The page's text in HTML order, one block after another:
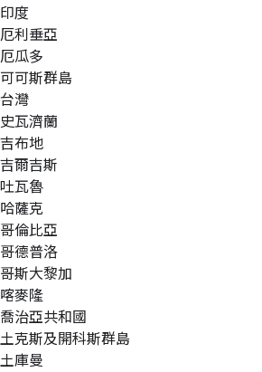
印度
厄利垂亞
厄瓜多
可可斯群島
台灣
史瓦濟蘭
吉布地
吉爾吉斯
吐瓦魯
哈薩克
哥倫比亞
哥德普洛
哥斯大黎加
喀麥隆
喬治亞共和國
土克斯及開科斯群島
土庫曼